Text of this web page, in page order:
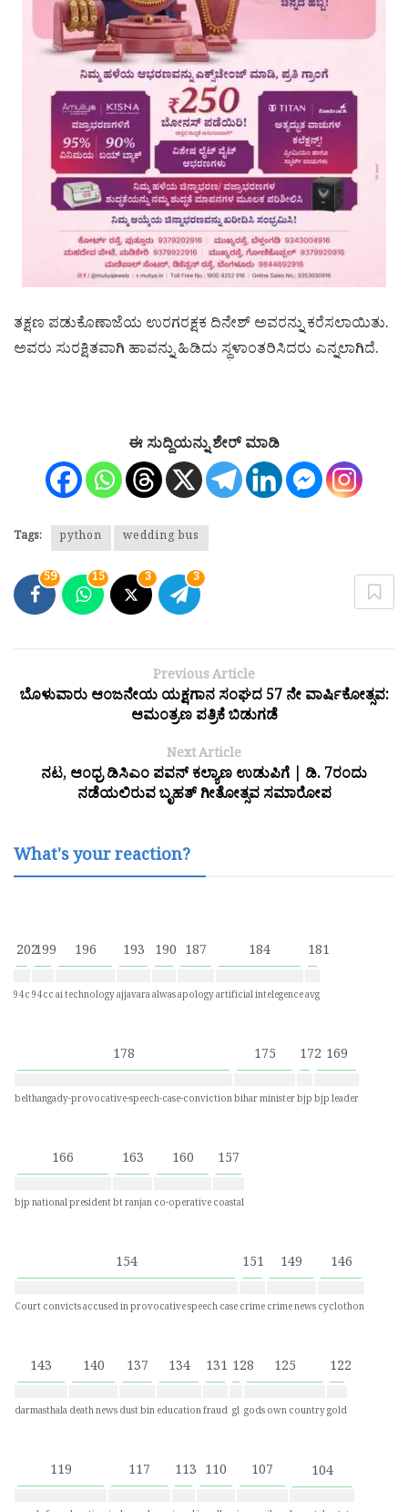
ತಕ್ಷಣ ಪಡುಕೊಣಾಜೆಯ ಉರಗರಕ್ಷಕ ದಿನೇಶ್ ಅವರನ್ನು ಕರೆಸಲಾಯಿತು.
ಅವರು ಸುರಕ್ಷಿತವಾಗಿ ಹಾವನ್ನು ಹಿಡಿದು ಸ್ಥಳಾಂತರಿಸಿದರು ಎನ್ನಲಾಗಿದೆ.
ಈ ಸುದ್ದಿಯನ್ನು ಶೇರ್ ಮಾಡಿ
Tags: python wedding bus
59 15 3 3
Previous Article
ಬೊಳುವಾರು ಆಂಜನೇಯ ಯಕ್ಷಗಾನ ಸಂಘದ 57 ನೇ ವಾರ್ಷಿಕೋತ್ಸವ:
ಆಮಂತ್ರಣ ಪತ್ರಿಕೆ ಬಿಡುಗಡೆ
Next Article
ನಟ, ಆಂಧ್ರ ಡಿಸಿಎಂ ಪವನ್ ಕಲ್ಯಾಣ ಉಡುಪಿಗೆ | ಡಿ. 7ರಂದು
ನಡೆಯಲಿರುವ ಬೃಹತ್ ಗೀತೋತ್ಸವ ಸಮಾರೋಪ
What's your reaction?
202
94c
199
94cc
196
ai technology
193
ajjavara
190
alwas
187
apology
184
artificial intelegence
181
avg
178
belthangady-provocative-speech-case-conviction
175
bihar minister
172
bjp
169
bjp leader
166
bjp national president
163
bt ranjan
160
co-operative
157
coastal
154
Court convicts accused in provocative speech case
151
crime
149
crime news
146
cyclothon
143
darmasthala
140
death news
137
dust bin
134
education
131
fraud
128
gl
125
gods own country
122
gold
119 117 113 110 107 104